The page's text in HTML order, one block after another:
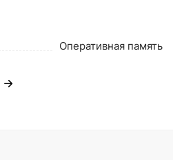
Оперативная память